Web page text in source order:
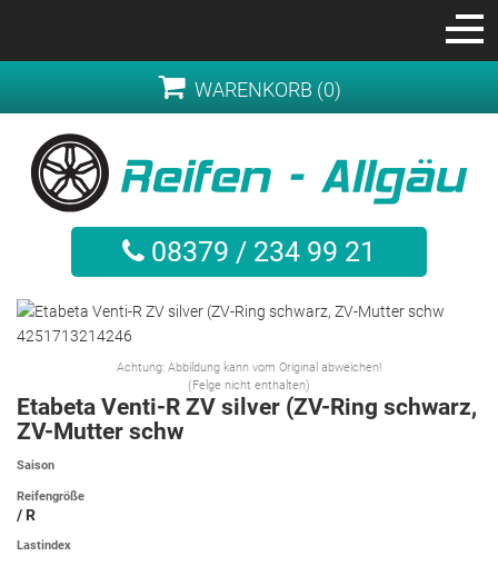
WARENKORB (0)
08379 / 234 99 21
Achtung: Abbildung kann vom Original abweichen!
(Felge nicht enthalten)
Etabeta Venti-R ZV silver (ZV-Ring schwarz,
ZV-Mutter schw
Saison
Reifengröße
/ R
Lastindex